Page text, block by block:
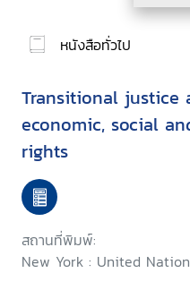
หนังสือทั่วไป
Transitional justice
economic, social
rights
สถานที่พิมพ์:
New York : United